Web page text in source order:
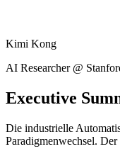
Kimi Kong
AI Researcher @
Executive
Die industrielle
Paradigmenwechsel.